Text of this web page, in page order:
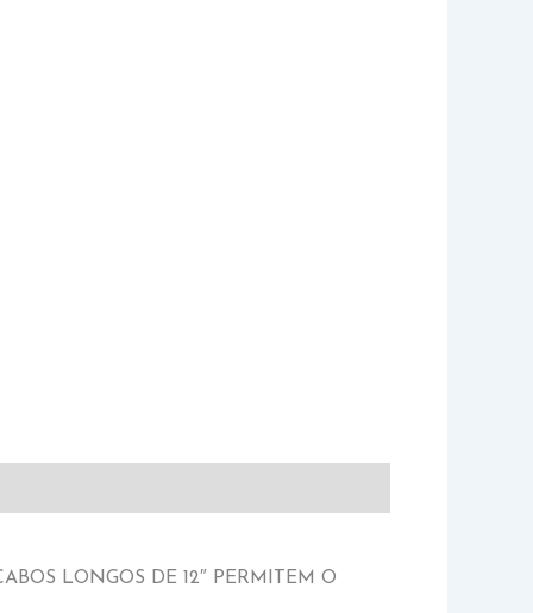
LONGOS DE 12″ PERMITEM O